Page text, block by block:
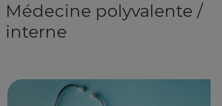
Médecine polyvalente /
interne